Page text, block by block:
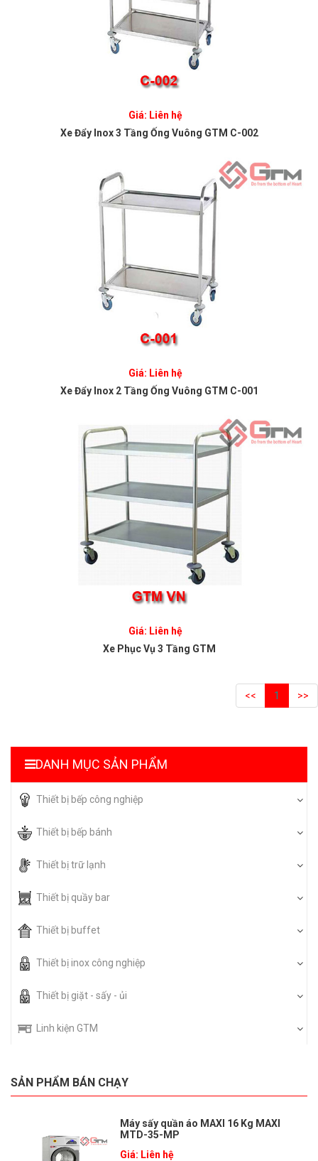
Giá: Liên hệ
Xe Đẩy Inox 3 Tầng Ống Vuông GTM C-002
Giá: Liên hệ
Xe Đẩy Inox 2 Tầng Ống Vuông GTM C-001
Giá: Liên hệ
Xe Phục Vụ 3 Tầng GTM
<< 1 >>
DANH MỤC SẢN PHẨM
Thiết bị bếp công nghiệp
Thiết bị bếp bánh
Thiết bị trữ lạnh
Thiết bị quầy bar
Thiết bị buffet
Thiết bị inox công nghiệp
Thiết bị giặt - sấy - ủi
Linh kiện GTM
SẢN PHẨM BÁN CHẠY
Máy sấy quần áo MAXI 16 Kg MAXI
MTD-35-MP
Giá: Liên hệ